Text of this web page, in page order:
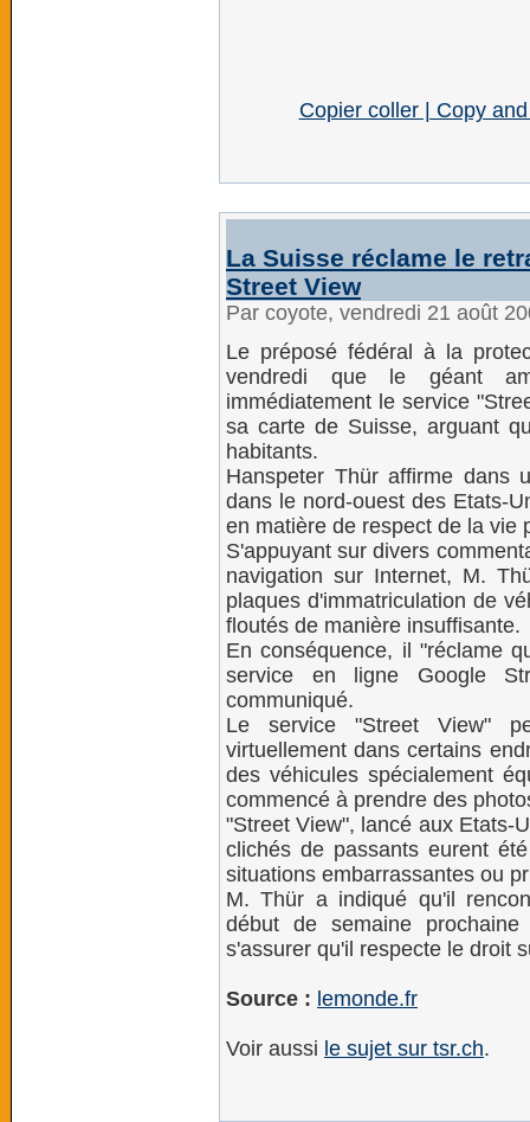
Copier coller | Copy
La Suisse réclame le
Street View
Par coyote, vendredi 21 août
Le préposé fédéral à la
vendredi que le géant
immédiatement le service
sa carte de Suisse, arguant
habitants.
Hanspeter Thür affirme dans
dans le nord-ouest des Etats-
en matière de respect de la vie
S'appuyant sur divers
navigation sur Internet, M.
plaques d'immatriculation de
floutés de manière insuffisante.
En conséquence, il "réclame
service en ligne Google
communiqué.
Le service "Street View"
virtuellement dans certains
des véhicules spécialement
commencé à prendre des
"Street View", lancé aux Etats-
clichés de passants eurent
situations embarrassantes ou
M. Thür a indiqué qu'il
début de semaine
s'assurer qu'il respecte le droit
Source : lemonde.fr
Voir aussi le sujet sur tsr.ch.